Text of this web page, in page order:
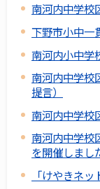
南河内中学校
下野市小中一
南河内小中学
南河内中学校
提言）
南河内中学校
南河内中学校
を開催しまし
「けやきネ